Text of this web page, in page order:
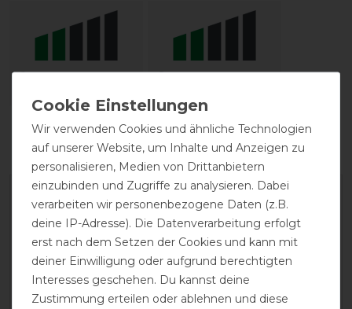
EXCELLENT
Wir verwenden Cookies und ähnliche Technologien
auf unserer Website, um Inhalte und Anzeigen zu
personalisieren, Medien von Drittanbietern
einzubinden und Zugriffe zu analysieren. Dabei
verarbeiten wir personenbezogene Daten (z.B.
deine IP-Adresse). Die Datenverarbeitung erfolgt
erst nach dem Setzen der Cookies und kann mit
deiner Einwilligung oder aufgrund berechtigten
Interesses geschehen. Du kannst deine
Zustimmung erteilen oder ablehnen und diese